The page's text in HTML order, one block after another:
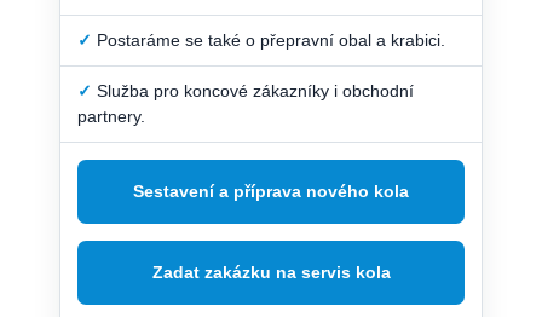
✓ Postaráme se také o přepravní obal a krabici.
✓ Služba pro koncové zákazníky i obchodní
partnery.
Sestavení a příprava nového kola
Zadat zakázku na servis kola